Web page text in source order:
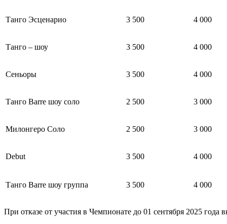
Танго Эсценарио 3 500 4 000
Танго – шоу 3 500 4 000
Сеньоры 3 500 4 000
Танго Barre шоу соло 2 500 3 000
Милонгеро Соло 2 500 3 000
Debut 3 500 4 000
Танго Barre шоу группа 3 500 4 000
При отказе от участия в Чемпионате до 01 сентября 2025